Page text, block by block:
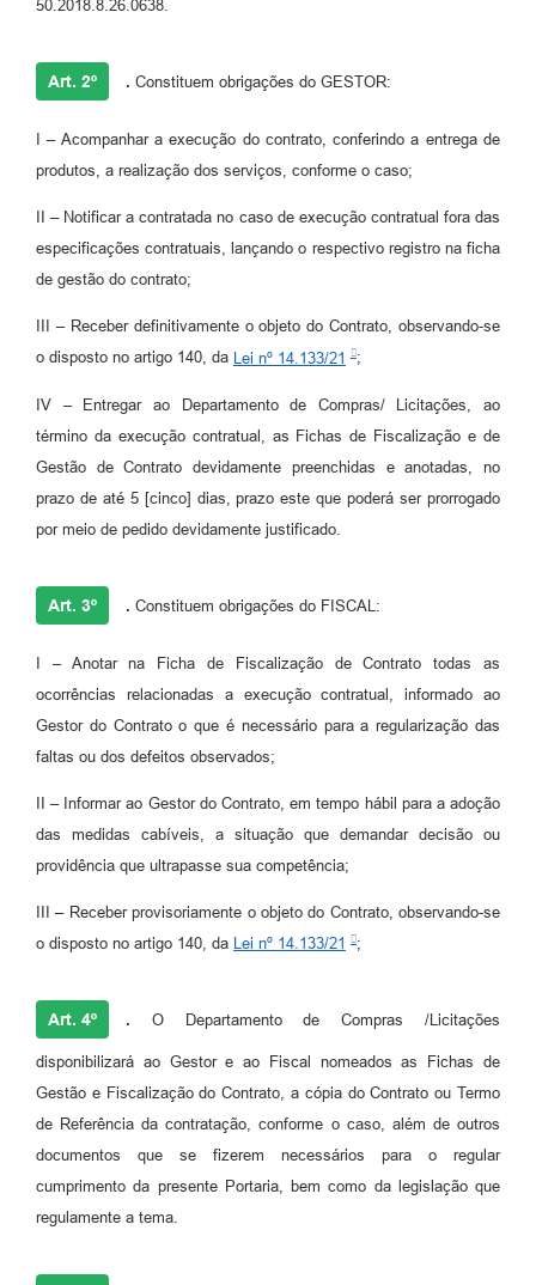
50.2018.8.26.0638.
Art. 2º . Constituem obrigações do GESTOR:
I – Acompanhar a execução do contrato, conferindo a entrega de
produtos, a realização dos serviços, conforme o caso;
II – Notificar a contratada no caso de execução contratual fora das
especificações contratuais, lançando o respectivo registro na ficha
de gestão do contrato;
III – Receber definitivamente o objeto do Contrato, observando-se
o disposto no artigo 140, da Lei nº 14.133/21 ;
IV – Entregar ao Departamento de Compras/ Licitações, ao
término da execução contratual, as Fichas de Fiscalização e de
Gestão de Contrato devidamente preenchidas e anotadas, no
prazo de até 5 [cinco] dias, prazo este que poderá ser prorrogado
por meio de pedido devidamente justificado.
Art. 3º . Constituem obrigações do FISCAL:
I – Anotar na Ficha de Fiscalização de Contrato todas as
ocorrências relacionadas a execução contratual, informado ao
Gestor do Contrato o que é necessário para a regularização das
faltas ou dos defeitos observados;
II – Informar ao Gestor do Contrato, em tempo hábil para a adoção
das medidas cabíveis, a situação que demandar decisão ou
providência que ultrapasse sua competência;
III – Receber provisoriamente o objeto do Contrato, observando-se
o disposto no artigo 140, da
Lei nº 14.133/21 ;
Art. 4º . O Departamento de Compras /Licitações
disponibilizará ao Gestor e ao Fiscal nomeados as Fichas de
Gestão e Fiscalização do Contrato, a cópia do Contrato ou Termo
de Referência da contratação, conforme o caso, além de outros
documentos que se fizerem necessários para o regular
cumprimento da presente Portaria, bem como da legislação que
regulamente a tema.